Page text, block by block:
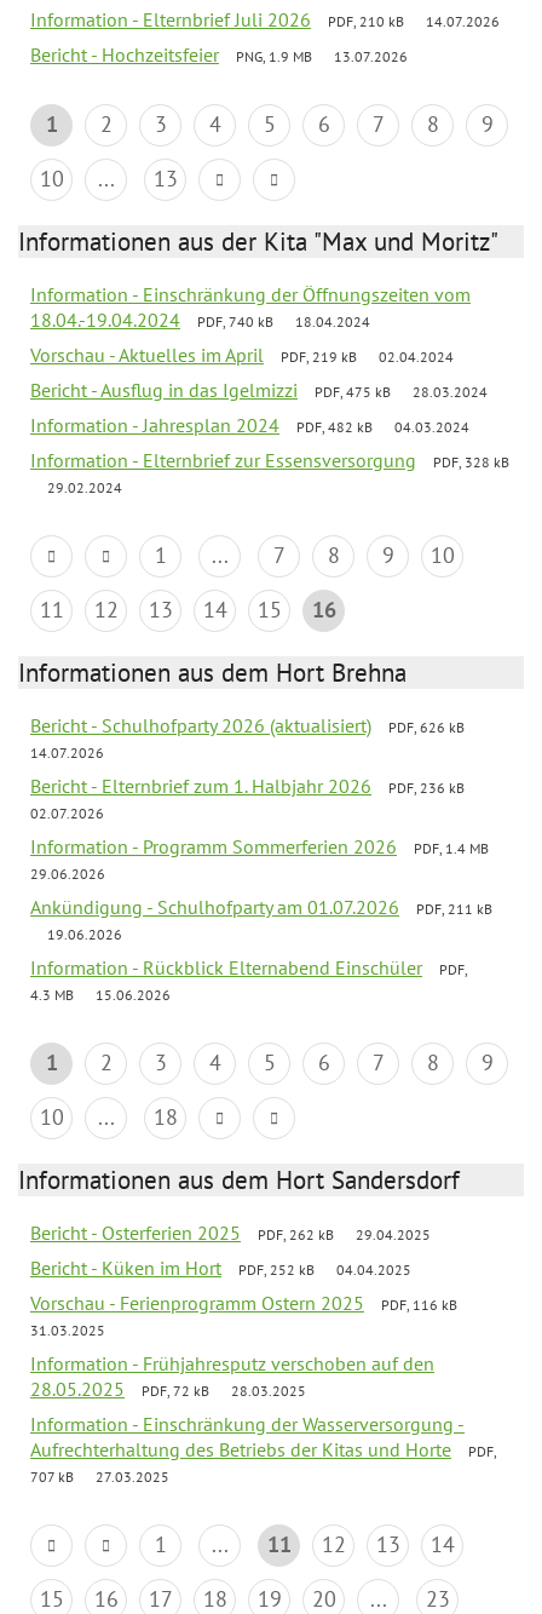
Information - Elternbrief Juli 2026 PDF, 210 kB 14.07.2026
Bericht - Hochzeitsfeier PNG, 1.9 MB 13.07.2026
1 2 3 4 5 6 7 8
9
10
... 13
Informationen aus der Kita "Max und Moritz"
Information - Einschränkung der Öffnungszeiten vom
18.04.-19.04.2024
PDF, 740 kB 18.04.2024
Vorschau - Aktuelles im April PDF, 219 kB 02.04.2024
Bericht - Ausflug in das Igelmizzi PDF, 475 kB 28.03.2024
Information - Jahresplan 2024 PDF, 482 kB 04.03.2024
Information - Elternbrief zur Essensversorgung
PDF, 328 kB
29.02.2024
1 ... 7 8 9
10
11
12 13 14 15 16
Informationen aus dem Hort Brehna
Bericht - Schulhofparty 2026 (aktualisiert)
PDF, 626 kB
14.07.2026
Bericht - Elternbrief zum 1. Halbjahr 2026
PDF, 236 kB
02.07.2026
Information - Programm Sommerferien 2026
PDF, 1.4 MB
29.06.2026
Ankündigung - Schulhofparty am 01.07.2026
PDF, 211 kB
19.06.2026
Information - Rückblick Elternabend Einschüler
PDF,
4.3 MB
15.06.2026
1 2 3 4 5 6 7 8
9
10
... 18
Informationen aus dem Hort Sandersdorf
Bericht - Osterferien 2025 PDF, 262 kB 29.04.2025
Bericht - Küken im Hort PDF, 252 kB 04.04.2025
Vorschau - Ferienprogramm Ostern 2025
PDF, 116 kB
31.03.2025
Information - Frühjahresputz verschoben auf den
28.05.2025
PDF, 72 kB 28.03.2025
Information - Einschränkung der Wasserversorgung -
Aufrechterhaltung des Betriebs der Kitas und Horte
PDF,
707 kB
27.03.2025
1 ... 11 12 13
14
15
16 17 18 19 20 ... 23